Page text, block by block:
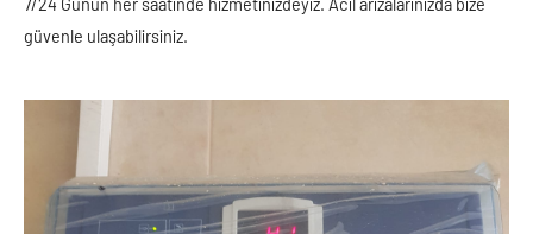
7/24 Günün her saatinde hizmetinizdeyiz. Acil arızalarınızda bize
güvenle ulaşabilirsiniz.